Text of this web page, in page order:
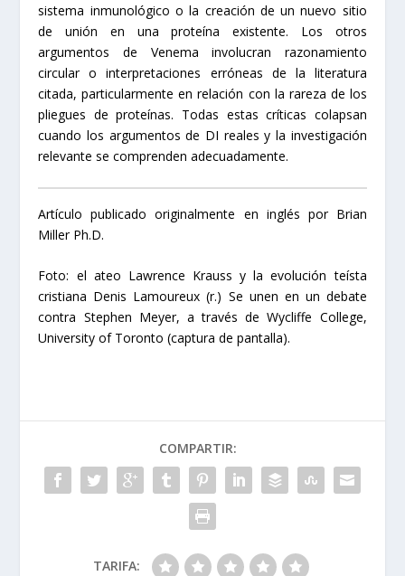
sistema inmunológico o la creación de un nuevo sitio
de unión en una proteína existente. Los otros
argumentos de Venema involucran razonamiento
circular o interpretaciones erróneas de la literatura
citada, particularmente en relación con la rareza de los
pliegues de proteínas. Todas estas críticas colapsan
cuando los argumentos de DI reales y la investigación
relevante se comprenden adecuadamente.
Artículo publicado originalmente en inglés por Brian
Miller Ph.D.
Foto: el ateo Lawrence Krauss y la evolución teísta
cristiana Denis Lamoureux (r.) Se unen en un debate
contra Stephen Meyer, a través de Wycliffe College,
University of Toronto (captura de pantalla).
COMPARTIR:
TARIFA: